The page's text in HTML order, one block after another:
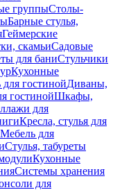
группыСтолы-
Барные стулья,
Геймерские
скамьиСадовые
для баниСтульчики
Кухонные
гостинойДиваны,
гостинойШкафы,
для
Кресла, стулья для
Мебель для
Стулья, табуреты
Кухонные
Системы хранения
для